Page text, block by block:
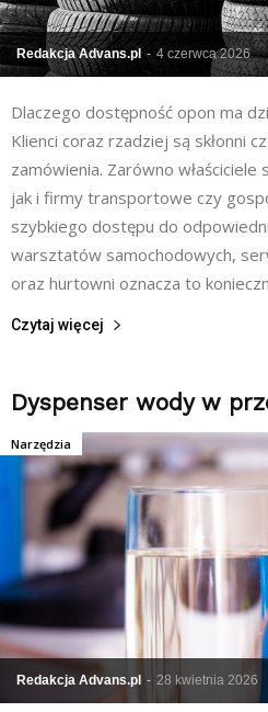
Redakcja Advans.pl - 4 czerwca 2026
Dlaczego dostępność opon ma
Klienci coraz rzadziej są skłonni
zamówienia. Zarówno
jak i firmy transportowe czy
szybkiego dostępu do
warsztatów samochodowych,
oraz hurtowni oznacza to
Czytaj więcej
Dyspenser wody w
Redakcja Advans.pl - 28 kwietnia 2026
Narzędzia